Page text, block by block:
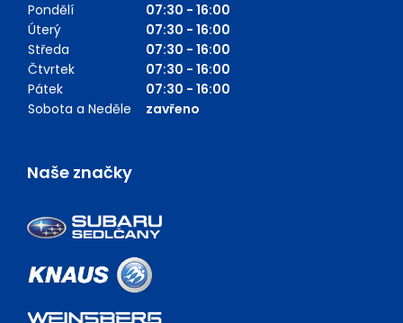
Pondělí
07:30 - 16:00
Úterý
07:30 - 16:00
Středa
07:30 - 16:00
Čtvrtek
07:30 - 16:00
Pátek
07:30 - 16:00
Sobota a Neděle
zavřeno
Naše značky